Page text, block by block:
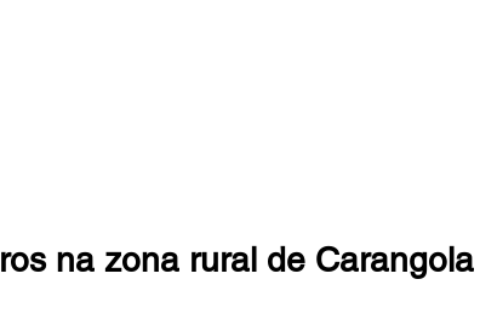
na zona rural de Carangola